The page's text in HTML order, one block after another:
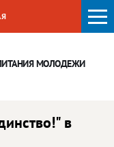
МОЛОДЕЖИ
в